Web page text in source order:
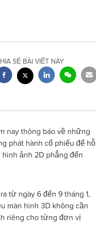
SẺ BÀI VIẾT NÀY
nay thông báo về những
phát hành cổ phiếu để hỗ
ảnh 2D phẳng đến
từ ngày 6 đến 9 tháng 1,
màn hình 3D không cần
riêng cho từng đơn vị